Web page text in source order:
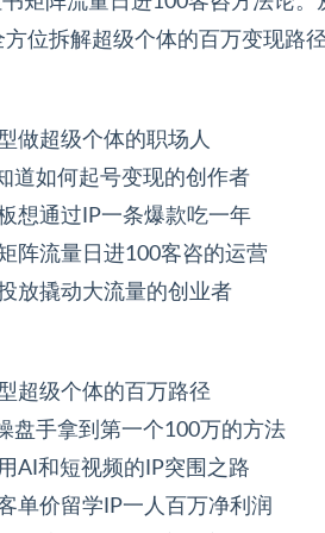
方位拆解超级个体的百万变现路
做超级个体的职场人
道如何起号变现的创作者
想通过IP一条爆款吃一年
阵流量日进100客咨的运营
放撬动大流量的创业者
超级个体的百万路径
盘手拿到第一个100万的方法
AI和短视频的IP突围之路
单价留学IP一人百万净利润